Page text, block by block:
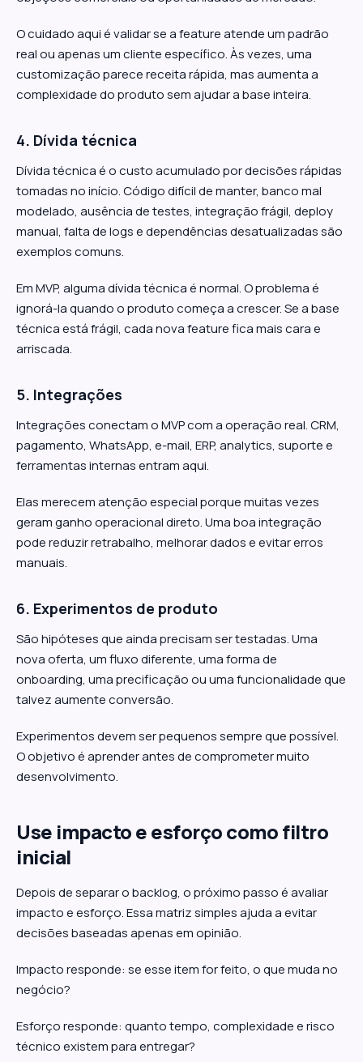
O cuidado aqui é validar se a feature atende um padrão
real ou apenas um cliente específico. Às vezes, uma
customização parece receita rápida, mas aumenta a
complexidade do produto sem ajudar a base inteira.
4. Dívida técnica
Dívida técnica é o custo acumulado por decisões rápidas
tomadas no início. Código difícil de manter, banco mal
modelado, ausência de testes, integração frágil, deploy
manual, falta de logs e dependências desatualizadas são
exemplos comuns.
Em MVP, alguma dívida técnica é normal. O problema é
ignorá-la quando o produto começa a crescer. Se a base
técnica está frágil, cada nova feature fica mais cara e
arriscada.
5. Integrações
Integrações conectam o MVP com a operação real. CRM,
pagamento, WhatsApp, e-mail, ERP, analytics, suporte e
ferramentas internas entram aqui.
Elas merecem atenção especial porque muitas vezes
geram ganho operacional direto. Uma boa integração
pode reduzir retrabalho, melhorar dados e evitar erros
manuais.
6. Experimentos de produto
São hipóteses que ainda precisam ser testadas. Uma
nova oferta, um fluxo diferente, uma forma de
onboarding, uma precificação ou uma funcionalidade que
talvez aumente conversão.
Experimentos devem ser pequenos sempre que possível.
O objetivo é aprender antes de comprometer muito
desenvolvimento.
Use impacto e esforço como filtro
inicial
Depois de separar o backlog, o próximo passo é avaliar
impacto e esforço. Essa matriz simples ajuda a evitar
decisões baseadas apenas em opinião.
Impacto responde: se esse item for feito, o que muda no
negócio?
Esforço responde: quanto tempo, complexidade e risco
técnico existem para entregar?